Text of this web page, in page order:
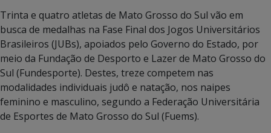
Trinta e quatro atletas de Mato Grosso do Sul vão em
busca de medalhas na Fase Final dos Jogos Universitários
Brasileiros (JUBs), apoiados pelo Governo do Estado, por
meio da Fundação de Desporto e Lazer de Mato Grosso do
Sul (Fundesporte). Destes, treze competem nas
modalidades individuais judô e natação, nos naipes
feminino e masculino, segundo a Federação Universitária
de Esportes de Mato Grosso do Sul (Fuems).